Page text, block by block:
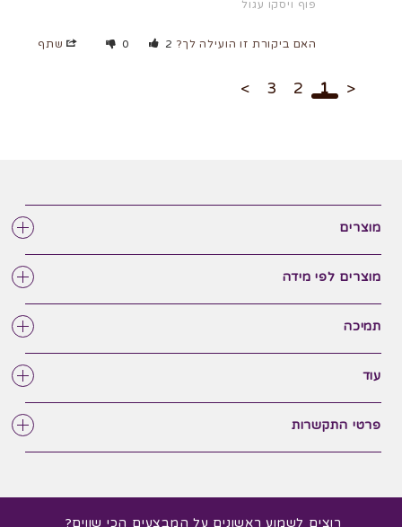
פוף ויסקו עגול
שתף האם ביקורת זו הועילה לך? 2
0
<
1
2
3
>
רוצים לשמוע ראשונים על המבצעים הכי שווים?
פרטי התקשרות
עוד
תמיכה
מוצרים לפי מידה
מוצרים